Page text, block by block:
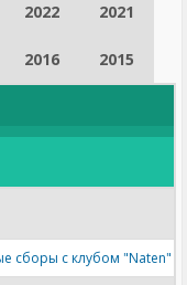
2022 2021
2016 2015
сборы с клубом "Naten"